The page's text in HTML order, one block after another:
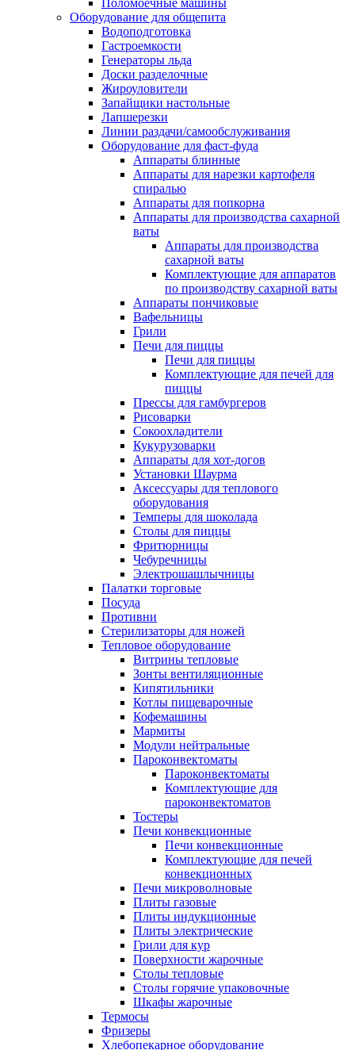
Поломоечные машины
Оборудование для общепита
Водоподготовка
Гастроемкости
Генераторы льда
Доски разделочные
Жироуловители
Запайщики настольные
Лапшерезки
Линии раздачи/самообслуживания
Оборудование для фаст-фуда
Аппараты блинные
Аппараты для нарезки картофеля
спиралью
Аппараты для попкорна
Аппараты для производства сахарной
ваты
Аппараты для производства
сахарной ваты
Комплектующие для аппаратов
по производству сахарной ваты
Аппараты пончиковые
Вафельницы
Грили
Печи для пиццы
Печи для пиццы
Комплектующие для печей для
пиццы
Прессы для гамбургеров
Рисоварки
Сокоохладители
Кукурузоварки
Аппараты для хот-догов
Установки Шаурма
Аксессуары для теплового
оборудования
Темперы для шоколада
Столы для пиццы
Фритюрницы
Чебуречницы
Электрошашлычницы
Палатки торговые
Посуда
Противни
Стерилизаторы для ножей
Тепловое оборудование
Витрины тепловые
Зонты вентиляционные
Кипятильники
Котлы пищеварочные
Кофемашины
Мармиты
Модули нейтральные
Пароконвектоматы
Пароконвектоматы
Комплектующие для
пароконвектоматов
Тостеры
Печи конвекционные
Печи конвекционные
Комплектующие для печей
конвекционных
Печи микроволновые
Плиты газовые
Плиты индукционные
Плиты электрические
Грили для кур
Поверхности жарочные
Столы тепловые
Столы горячие упаковочные
Шкафы жарочные
Термосы
Фризеры
Хлебопекарное оборудование